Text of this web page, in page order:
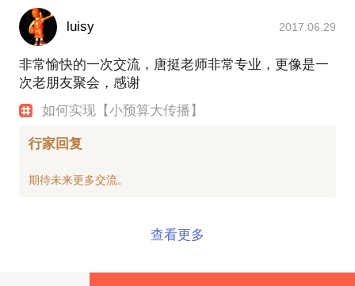
luisy 2017.06.29
非常愉快的一次交流，唐挺老师非常专业，更像是一
次老朋友聚会，感谢
如何实现【小预算大传播】
行家回复
查看更多